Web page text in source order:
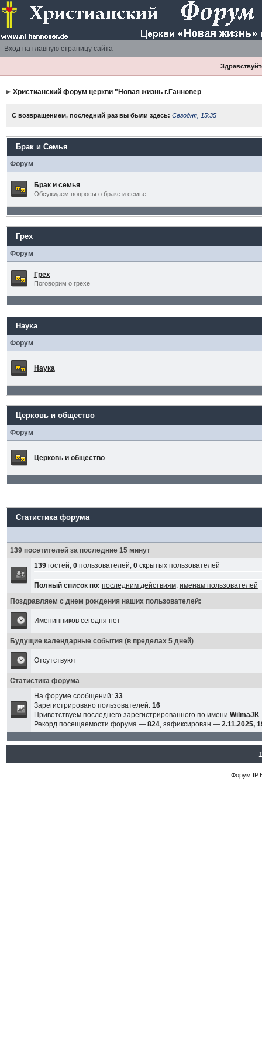
Вход на главную страницу сайта
Христианский форум церкви "Новая жизнь г.Ганновер
С возвращением, последний раз вы были здесь: Сегодня, 15:35
Брак и Семья
Форум
Брак и семья
Обсуждаем вопросы о браке и семье
Грех
Форум
Грех
Поговорим о грехе
Наука
Форум
Наука
Церковь и общество
Форум
Церковь и общество
Статистика форума
139 посетителей за последние 15 минут
139гостей, 0пользователей, 0скрытых пользователей
Полный список по: последним действиям, именам пользователей
Поздравляем с днем рождения наших пользователей:
Именинников сегодня нет
Будущие календарные события (в пределах 5 дней)
Отсутствуют
Статистика форума
На форуме сообщений: 33
Зарегистрировано пользователей: 16
Приветствуем последнего зарегистрированного по имени WilmaJK
Рекорд посещаемости форума — 824, зафиксирован — 2.11.2025,
Форум